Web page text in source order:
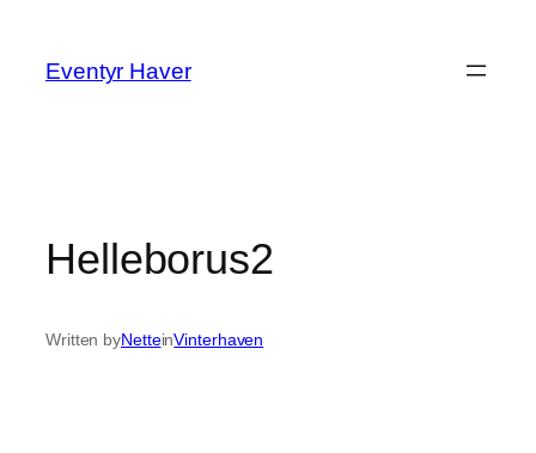
indhold
Eventyr Haver
Helleborus2
Written byNetteinVinterhaven